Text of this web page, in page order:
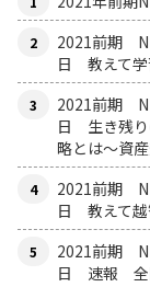
2021前期
日 教えて学
2021前期
日 生き残り
略とは〜資
2021前期
日 教えて
2021前期
日 速報 全